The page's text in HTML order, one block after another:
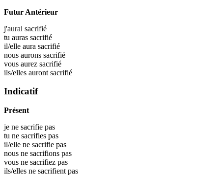
Futur Antérieur
j'aurai sacrifié
tu auras sacrifié
il/elle aura sacrifié
nous aurons sacrifié
vous aurez sacrifié
ils/elles auront sacrifié
Indicatif
Présent
je ne sacrifie pas
tu ne sacrifies pas
il/elle ne sacrifie pas
nous ne sacrifions pas
vous ne sacrifiez pas
ils/elles ne sacrifient pas